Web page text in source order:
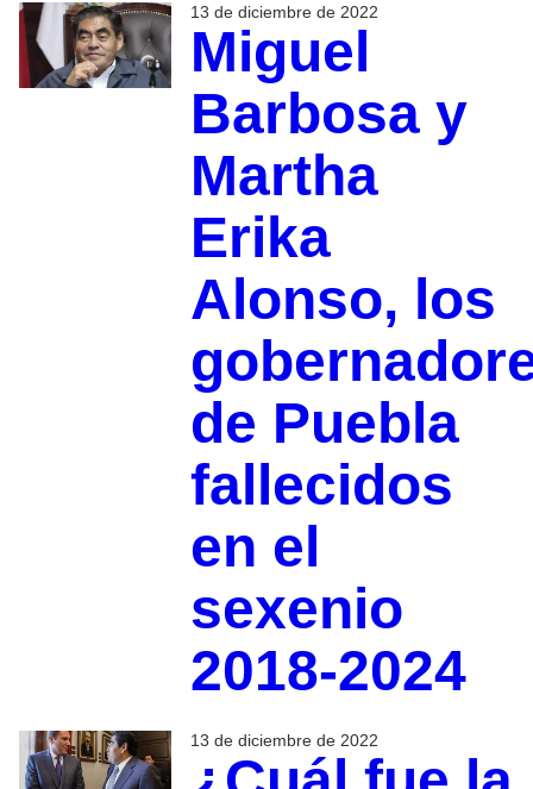
13 de diciembre de 2022
Miguel
Barbosa y
Martha
Erika
Alonso, los
de Puebla
fallecidos
en el
sexenio
2018-2024
13 de diciembre de 2022